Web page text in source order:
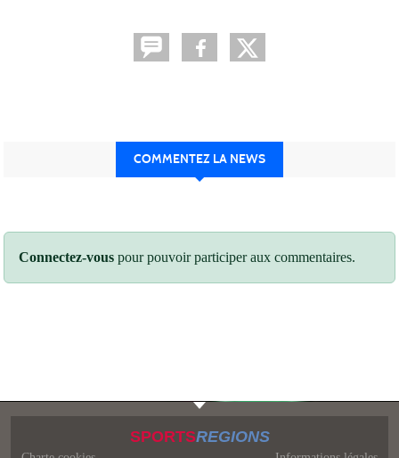
COMMENTEZ LA NEWS
Connectez-vous pour pouvoir participer aux commentaires.
SPORTSREGIONS